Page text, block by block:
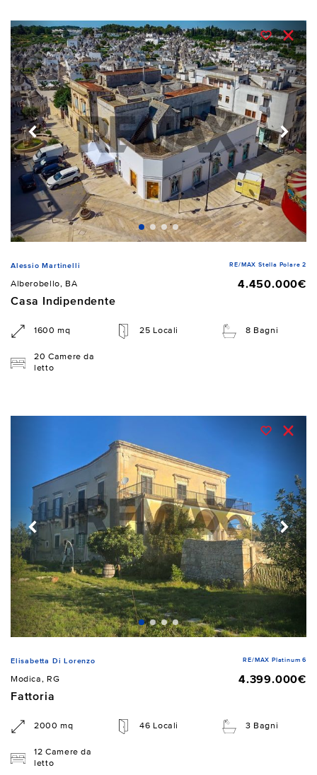
Alessio Martinelli RE/MAX Stella Polare 2
Alberobello, BA
4.450.000€
Casa Indipendente
1600 mq 25 Locali 8 Bagni
20 Camere da
letto
Elisabetta Di Lorenzo RE/MAX Platinum 6
Modica, RG
4.399.000€
Fattoria
2000 mq 46 Locali 3 Bagni
12 Camere da
letto